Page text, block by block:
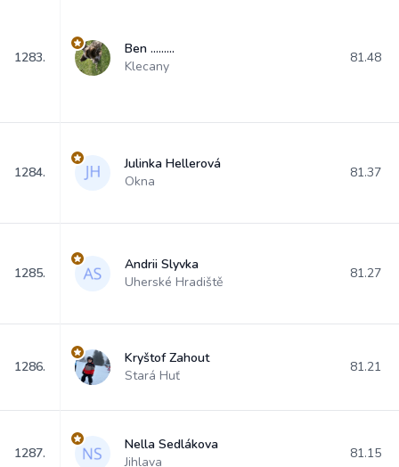
1283.
Ben .........
Klecany
81.48
1284.
Julinka Hellerová
Okna
81.37
1285.
Andrii Slyvka
Uherské Hradiště
81.27
1286.
Kryštof Zahout
Stará Huť
81.21
1287.
Nella Sedlákova
Jihlava
81.15